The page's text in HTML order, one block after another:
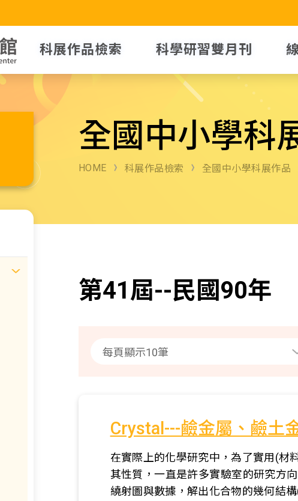
科展作品檢索 科學研習雙月刊
全國中小學科
HOME 科展作品檢索 全國中小學科展作品
第41屆--民國90年
Crystal---鹼金屬、鹼土
在實際上的化學研究中，為了實用(材
其性質，一直是許多實驗室的研究方
繞射圖與數據，解出化合物的幾何結